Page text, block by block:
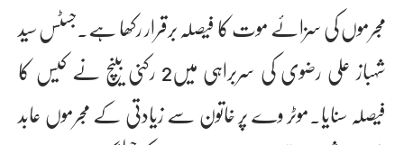
مجرموں کی سزائے موت کا فیصلہ برقرار رکھا ہے۔جسٹس سید
شہباز علی رضوی کی سربراہی میں2 رکنی بینچ نے کیس کا
فیصلہ سنایا۔موٹر وے پر خاتون سے زیادتی کے مجرموں عابد